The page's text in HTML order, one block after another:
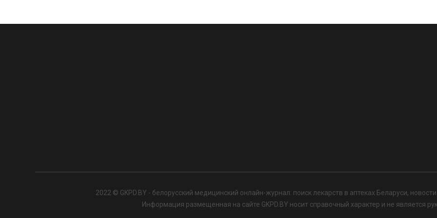
2022 © GKPD.BY - белорусский медицинский онлайн-журнал: поиск лекарств в аптеках Беларуси,
Информация размещенная на сайте GKPD.BY носит справочный характер и не является